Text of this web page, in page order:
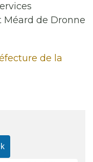
Méard de Dronne
de la